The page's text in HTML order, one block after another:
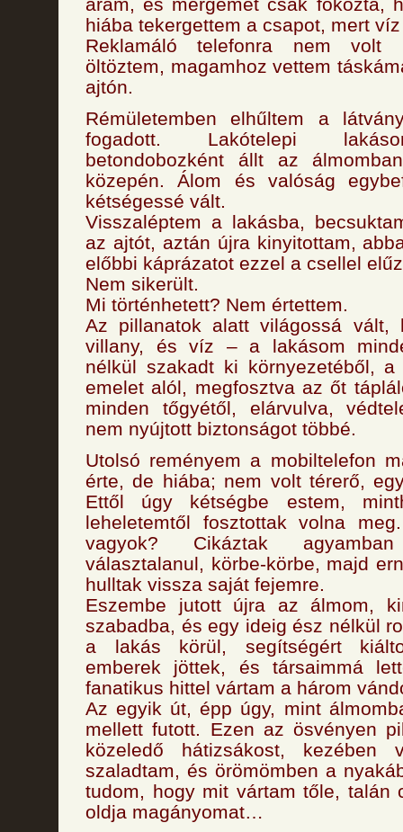
hiába tekergettem a csapot, mert
Reklamáló telefonra nem volt
öltöztem, magamhoz vettem
ajtón.
Rémületemben elhűltem a
fogadott. Lakótelepi
betondobozként állt az
közepén. Álom és valóság
kétségessé vált.
Visszaléptem a lakásba,
az ajtót, aztán újra kinyitottam,
előbbi káprázatot ezzel a csellel
Nem sikerült.
Mi történhetett? Nem értettem.
Az pillanatok alatt világossá vált,
villany, és víz – a lakásom
nélkül szakadt ki környezetéből, a
emelet alól, megfosztva az őt
minden tőgyétől, elárvulva,
nem nyújtott biztonságot többé.
Utolsó reményem a mobiltelefon
érte, de hiába; nem volt térerő,
Ettől úgy kétségbe estem,
leheletemtől fosztottak volna
vagyok? Cikáztak
választalanul, körbe-körbe, majd
hulltak vissza saját fejemre.
Eszembe jutott újra az álmom,
szabadba, és egy ideig ész nélkül
a lakás körül, segítségért
emberek jöttek, és társaimmá
fanatikus hittel vártam a három
Az egyik út, épp úgy, mint
mellett futott. Ezen az ösvényen
közeledő hátizsákost, kezében
szaladtam, és örömömben a
tudom, hogy mit vártam tőle, talán
oldja magányomat…